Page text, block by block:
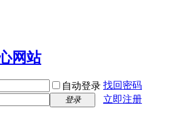
自动登录 找回密码
登录 立即注册